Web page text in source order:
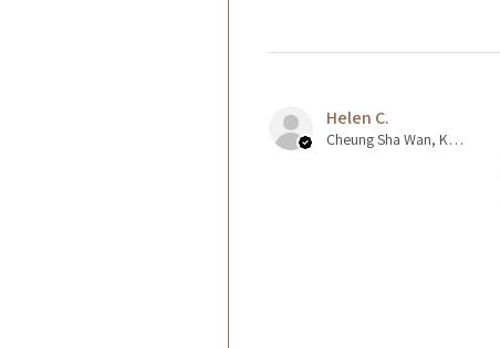
Helen C.
Cheung Sha Wan, Kowloon., Hong Kong